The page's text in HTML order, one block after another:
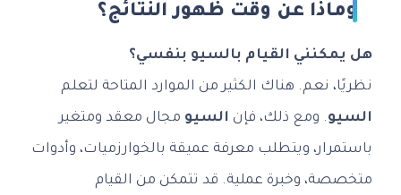
وماذا عن وقت ظهور النتائج؟
هل يمكنني القيام بالسيو بنفسي؟
نظريًا، نعم. هناك الكثير من الموارد المتاحة لتعلم
السيو. ومع ذلك، فإن السيو مجال معقد ومتغير
باستمرار، ويتطلب معرفة عميقة بالخوارزميات، وأدوات
متخصصة، وخبرة عملية. قد تتمكن من القيام